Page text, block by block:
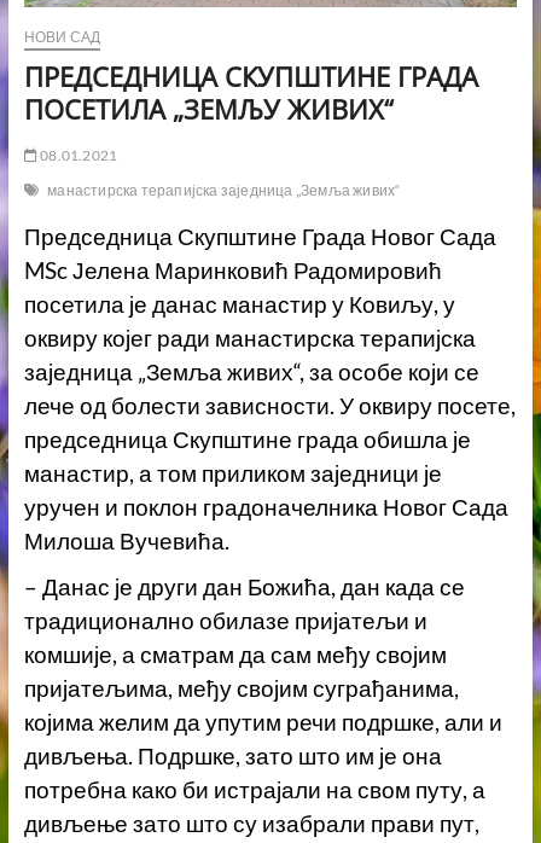
НОВИ САД
ПРЕДСЕДНИЦА СКУПШТИНЕ ГРАДА
ПОСЕТИЛА „ЗЕМЉУ ЖИВИХ“
08.01.2021
манастирска терапијска заједница „Земља живих“
Председница Скупштине Града Новог Сада
MSc Јелена Маринковић Радомировић
посетила је данас манастир у Ковиљу, у
оквиру којег ради манастирска терапијска
заједница „Земља живих“, за особе који се
лече од болести зависности. У оквиру посете,
председница Скупштине града обишла је
манастир, а том приликом заједници је
уручен и поклон градоначелника Новог Сада
Милоша Вучевића.
– Данас је други дан Божића, дан када се
традиционално обилазе пријатељи и
комшије, а сматрам да сам међу својим
пријатељима, међу својим суграђанима,
којима желим да упутим речи подршке, али и
дивљења. Подршке, зато што им је она
потребна како би истрајали на свом путу, а
дивљење зато што су изабрали прави пут,